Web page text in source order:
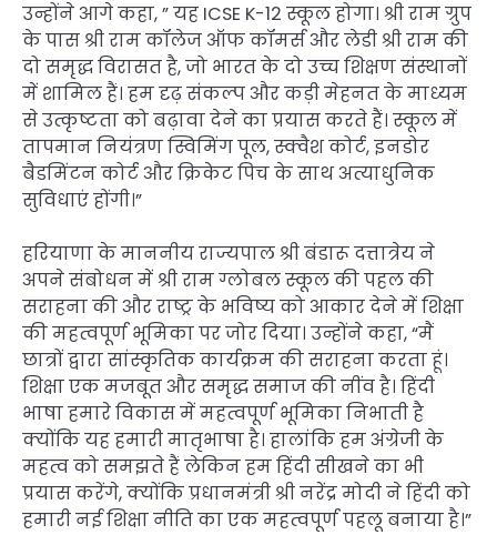
उन्होंने आगे कहा, ” यह ICSE K-12 स्कूल होगा। श्री राम ग्रुप
के पास श्री राम कॉलेज ऑफ कॉमर्स और लेडी श्री राम की
दो समृद्ध विरासत है, जो भारत के दो उच्च शिक्षण संस्थानों
में शामिल हैं। हम दृढ़ संकल्प और कड़ी मेहनत के माध्यम
से उत्कृष्टता को बढ़ावा देने का प्रयास करते हैं। स्कूल में
तापमान नियंत्रण स्विमिंग पूल, स्क्वैश कोर्ट, इनडोर
बैडमिंटन कोर्ट और क्रिकेट पिच के साथ अत्याधुनिक
सुविधाएं होंगी।”
हरियाणा के माननीय राज्यपाल श्री बंडारू दत्तात्रेय ने
अपने संबोधन में श्री राम ग्लोबल स्कूल की पहल की
सराहना की और राष्ट्र के भविष्य को आकार देने में शिक्षा
की महत्वपूर्ण भूमिका पर जोर दिया। उन्होंने कहा, “मैं
छात्रों द्वारा सांस्कृतिक कार्यक्रम की सराहना करता हूं।
शिक्षा एक मजबूत और समृद्ध समाज की नींव है। हिंदी
भाषा हमारे विकास में महत्वपूर्ण भूमिका निभाती है
क्योंकि यह हमारी मातृभाषा है। हालांकि हम अंग्रेजी के
महत्व को समझते हैं लेकिन हम हिंदी सीखने का भी
प्रयास करेंगे, क्योंकि प्रधानमंत्री श्री नरेंद्र मोदी ने हिंदी को
हमारी नई शिक्षा नीति का एक महत्वपूर्ण पहलू बनाया है।”